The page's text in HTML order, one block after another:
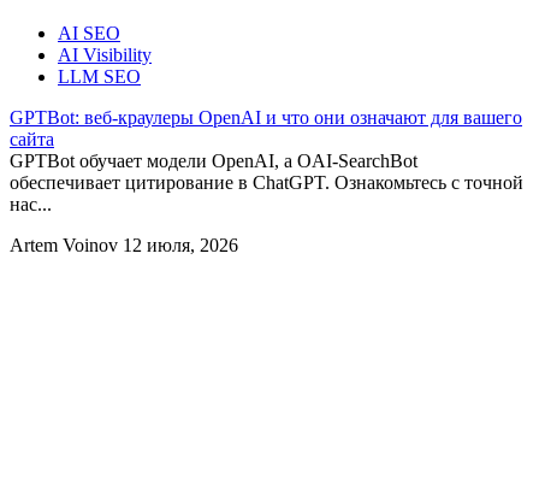
AI SEO
AI Visibility
LLM SEO
GPTBot: веб-краулеры OpenAI и что они означают для вашего
сайта
GPTBot обучает модели OpenAI, а OAI-SearchBot
обеспечивает цитирование в ChatGPT. Ознакомьтесь с точной
нас...
Artem Voinov 12 июля, 2026